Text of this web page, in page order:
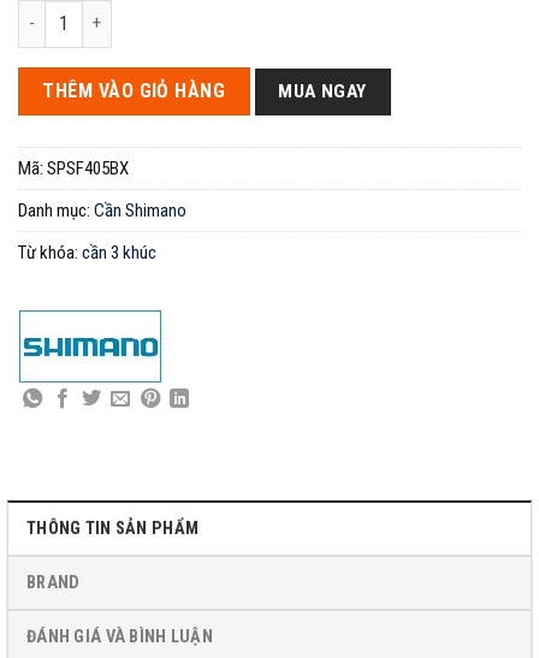
Cần SHIMANO SPIN POWER SF 405 BX – Xách tay Nhật mới 100% số
THÊM VÀO GIỎ HÀNG MUA NGAY
Mã: SPSF405BX
Danh mục: Cần Shimano
Từ khóa: cần 3 khúc
THÔNG TIN SẢN PHẨM
BRAND
ĐÁNH GIÁ VÀ BÌNH LUẬN